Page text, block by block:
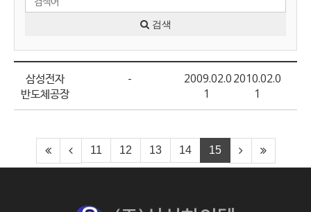
검색
삼성전자
반도체공장
-
2009.02.0
1
2010.02.0
1
11 12 13 14 15